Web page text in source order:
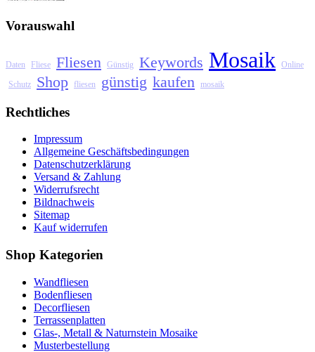
Vorauswahl
Daten Fliese Fliesen Günstig Keywords Mosaik
Online
Schutz
Shop fliesen günstig kaufen mosaik
Rechtliches
Impressum
Allgemeine Geschäftsbedingungen
Datenschutzerklärung
Versand & Zahlung
Widerrufsrecht
Bildnachweis
Sitemap
Kauf widerrufen
Shop Kategorien
Wandfliesen
Bodenfliesen
Decorfliesen
Terrassenplatten
Glas-, Metall & Naturnstein Mosaike
Musterbestellung